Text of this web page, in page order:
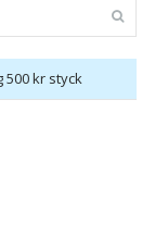
kr styck